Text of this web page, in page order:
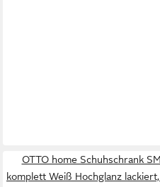
OTTO home Schuhschrank
komplett Weiß Hochglanz